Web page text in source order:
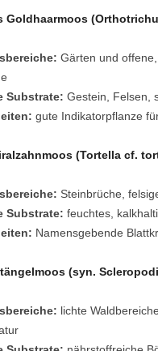
Goldhaarmoos
Gärten und
Substrate: Gestein, Felsen,
gute Indikatorpflanze
(Tortella cf.
Steinbrüche,
Substrate: feuchtes,
Namensgebende
(syn.
lichte